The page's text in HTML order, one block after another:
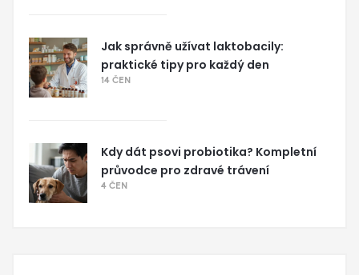
Jak správně užívat laktobacily:
praktické tipy pro každý den
14 ČEN
Kdy dát psovi probiotika? Kompletní
průvodce pro zdravé trávení
4 ČEN